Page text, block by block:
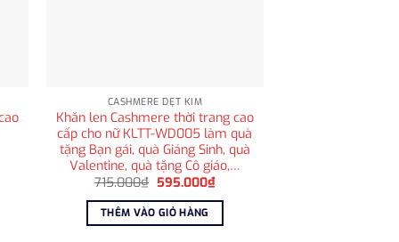
CASHMERE DỆT KIM
Khăn len Cashmere thời trang cao
cấp cho nữ KLTT-WD005 làm quà
tặng Bạn gái, quà Giáng Sinh, quà
Valentine, quà tặng Cô giáo,…
715.000₫ Giá
là:
715.000₫.
595.000₫Giá
tại
595.000₫.
THÊM VÀO GIỎ HÀNG